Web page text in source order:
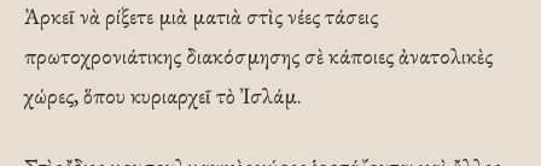
Ἀρκεῖ νὰ ρίξετε μιὰ ματιὰ στὶς νέες τάσεις
πρωτοχρονιάτικης διακόσμησης σὲ κάποιες ἀνατολικὲς
χώρες, ὅπου κυριαρχεῖ τὸ Ἰσλάμ.